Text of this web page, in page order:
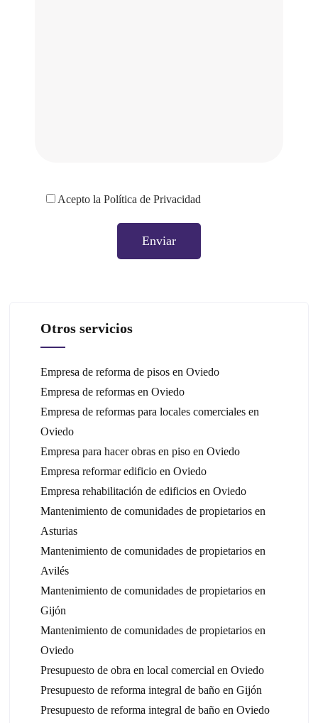
Acepto laPolítica de Privacidad
Otros servicios
Empresa de reforma de pisos en Oviedo
Empresa de reformas en Oviedo
Empresa de reformas para locales comerciales en
Oviedo
Empresa para hacer obras en piso en Oviedo
Empresa reformar edificio en Oviedo
Empresa rehabilitación de edificios en Oviedo
Mantenimiento de comunidades de propietarios en
Asturias
Mantenimiento de comunidades de propietarios en
Avilés
Mantenimiento de comunidades de propietarios en
Gijón
Mantenimiento de comunidades de propietarios en
Oviedo
Presupuesto de obra en local comercial en Oviedo
Presupuesto de reforma integral de baño en Gijón
Presupuesto de reforma integral de baño en Oviedo